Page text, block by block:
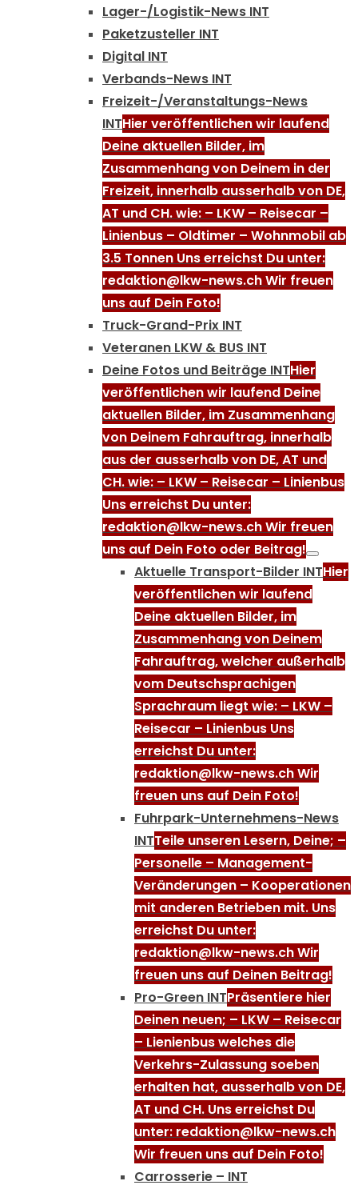
Lager-/Logistik-News INT
Paketzusteller INT
Digital INT
Verbands-News INT
Freizeit-/Veranstaltungs-News
INTHier veröffentlichen wir laufend
Deine aktuellen Bilder, im
Zusammenhang von Deinem in der
Freizeit, innerhalb ausserhalb von DE,
AT und CH. wie: – LKW – Reisecar –
Linienbus – Oldtimer – Wohnmobil ab
3.5 Tonnen Uns erreichst Du unter:
redaktion@lkw-news.ch Wir freuen
uns auf Dein Foto!
Truck-Grand-Prix INT
Veteranen LKW & BUS INT
Deine Fotos und Beiträge INTHier
veröffentlichen wir laufend Deine
aktuellen Bilder, im Zusammenhang
von Deinem Fahrauftrag, innerhalb
aus der ausserhalb von DE, AT und
CH. wie: – LKW – Reisecar – Linienbus
Uns erreichst Du unter:
redaktion@lkw-news.ch Wir freuen
uns auf Dein Foto oder Beitrag!
Aktuelle Transport-Bilder INTHier
veröffentlichen wir laufend
Deine aktuellen Bilder, im
Zusammenhang von Deinem
Fahrauftrag, welcher außerhalb
vom Deutschsprachigen
Sprachraum liegt wie: – LKW –
Reisecar – Linienbus Uns
erreichst Du unter:
redaktion@lkw-news.ch Wir
freuen uns auf Dein Foto!
Fuhrpark-Unternehmens-News
INTTeile unseren Lesern, Deine; –
Personelle – Management-
Veränderungen – Kooperationen
mit anderen Betrieben mit. Uns
erreichst Du unter:
redaktion@lkw-news.ch Wir
freuen uns auf Deinen Beitrag!
Pro-Green INTPräsentiere hier
Deinen neuen; – LKW – Reisecar
– Lienienbus welches die
Verkehrs-Zulassung soeben
erhalten hat, ausserhalb von DE,
AT und CH. Uns erreichst Du
unter: redaktion@lkw-news.ch
Wir freuen uns auf Dein Foto!
Carrosserie – INT